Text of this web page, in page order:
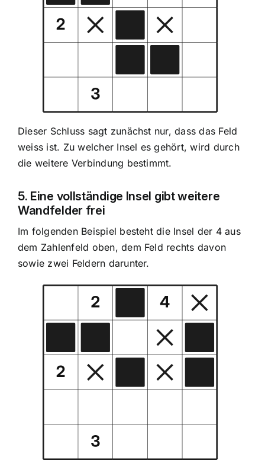
Dieser Schluss sagt zunächst nur, dass das Feld
weiss ist. Zu welcher Insel es gehört, wird durch
die weitere Verbindung bestimmt.
5. Eine vollständige Insel gibt weitere
Wandfelder frei
Im folgenden Beispiel besteht die Insel der 4 aus
dem Zahlenfeld oben, dem Feld rechts davon
sowie zwei Feldern darunter.